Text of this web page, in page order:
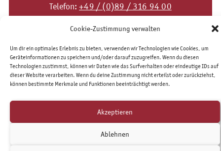
Cookie-Zustimmung verwalten
Um dir ein optimales Erlebnis zu bieten, verwenden wir Technologien wie Cookies, um
Geräteinformationen zu speichern und/oder darauf zuzugreifen. Wenn du diesen
Technologien zustimmst, können wir Daten wie das Surfverhalten oder eindeutige IDs auf
dieser Website verarbeiten. Wenn du deine Zustimmung nicht erteilst oder zurückziehst,
können bestimmte Merkmale und Funktionen beeinträchtigt werden.
Akzeptieren
Ablehnen
Telefon:+49 / (0)89 / 316 94 00
eMail:mail@umzuegebraun.de
Impressum
Datenschutzerklärung
August 2026
Layout by Christine Paxmann, Technik & Web by digitalagentur websensitive